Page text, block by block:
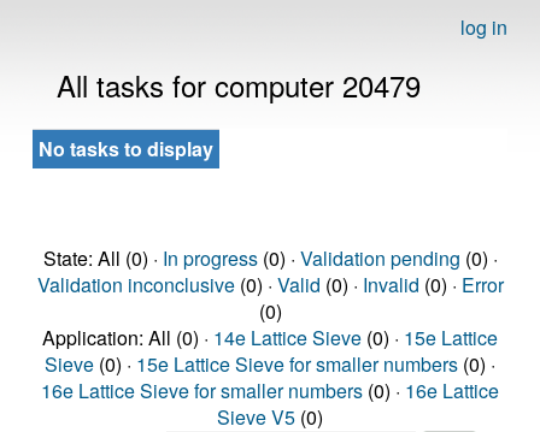
log in
All tasks for computer 20479
No tasks to display
State: All (0) · In progress(0) · Validation pending (0) ·
Validation inconclusive(0) · Valid (0) · Invalid (0) · Error
(0)
Application: All (0) · 14e Lattice Sieve (0) · 15e Lattice
Sieve (0) · 15e Lattice Sieve for smaller numbers (0) ·
16e Lattice Sieve for smaller numbers (0) · 16e Lattice
Sieve V5 (0)